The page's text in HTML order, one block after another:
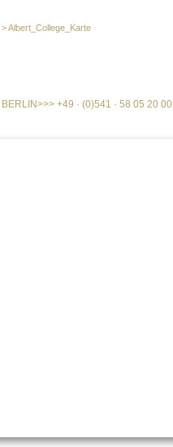
>Albert_College_Karte
BERLIN>>> +49 · (0)541 · 58 05 20 00